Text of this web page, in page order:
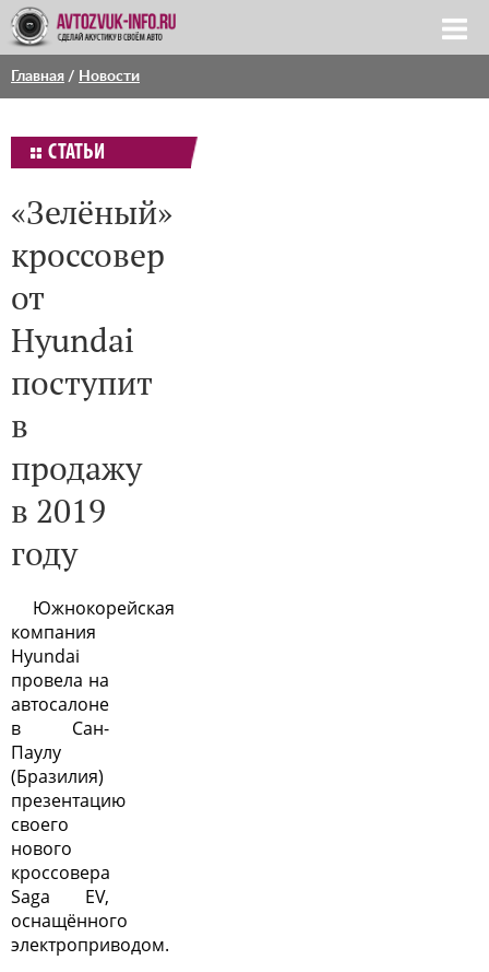
Главная / Новости
СТАТЬИ
«Зелёный»
кроссовер
от
Hyundai
поступит
в
продажу
в 2019
году
Южнокорейская
компания
Hyundai
провела на
автосалоне
в Сан-
Паулу
(Бразилия)
презентацию
своего
нового
кроссовера
Saga EV,
оснащённого
электроприводом.